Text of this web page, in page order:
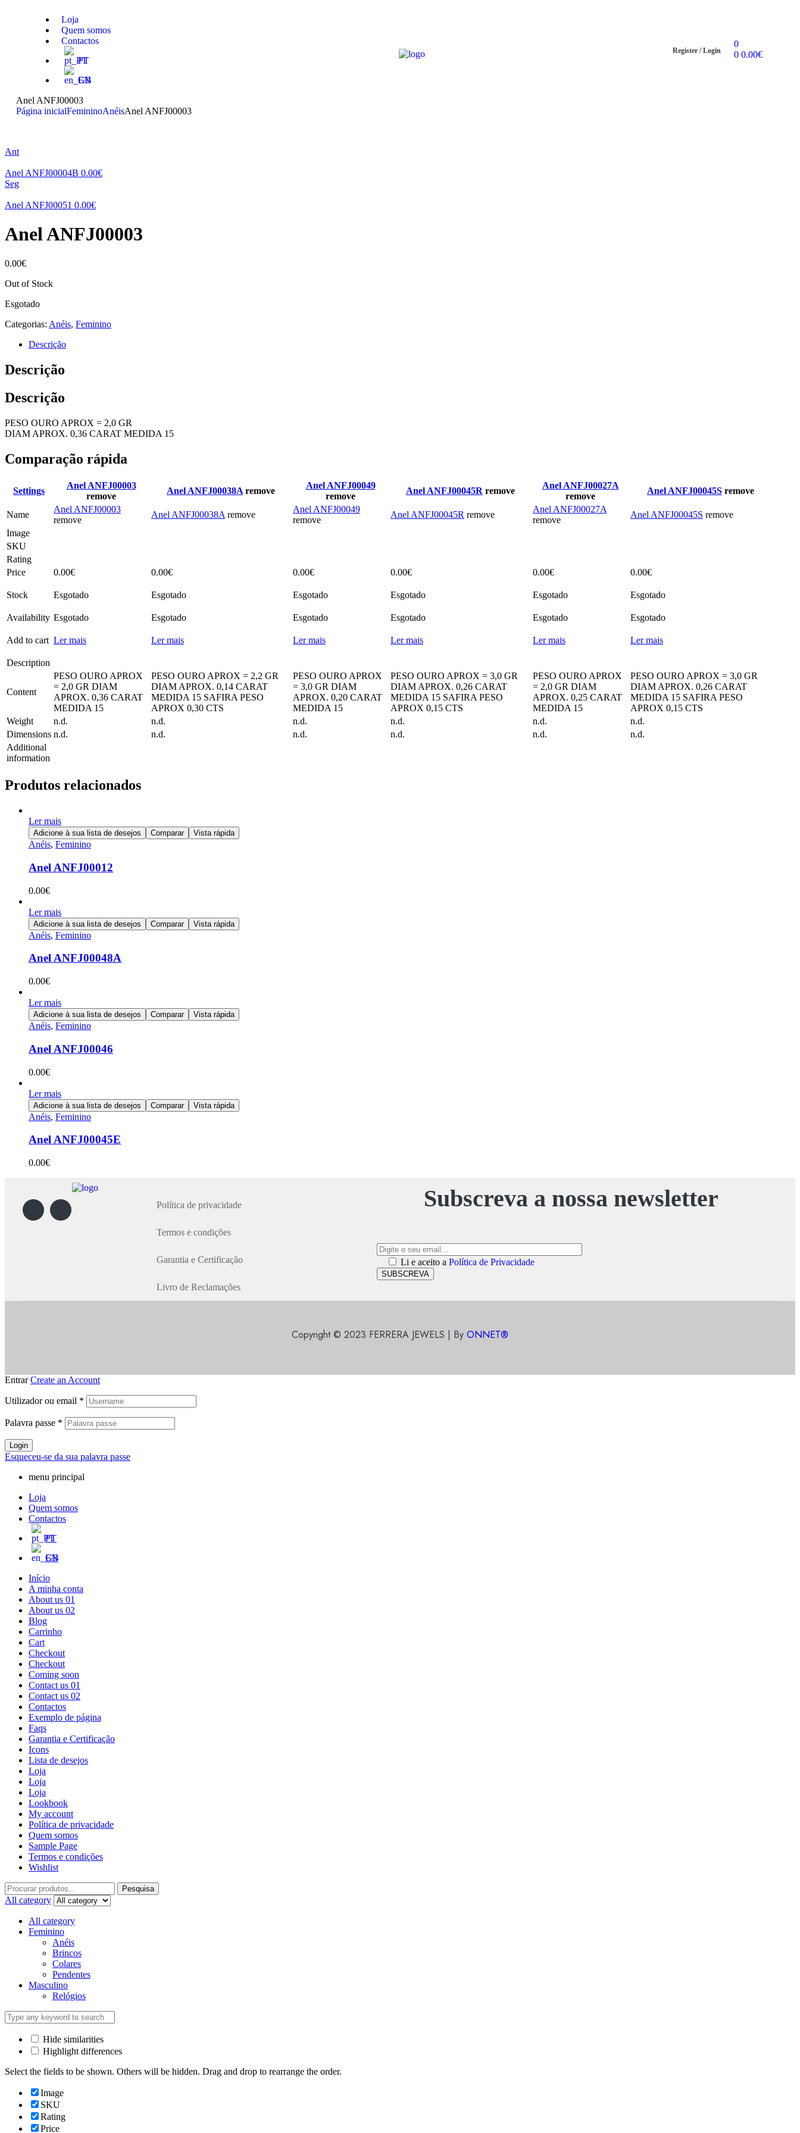
Loja
Quem somos
Contactos
PT
EN
Register / Login
0
0 0.00€
Anel ANFJ00003
Página inicialFemininoAnéisAnel ANFJ00003
Ant
Anel ANFJ00004B 0.00€
Seg
Anel ANFJ00051 0.00€
Anel ANFJ00003
0.00€
Out of Stock
Esgotado
Categorias: Anéis, Feminino
Descrição
Descrição
Descrição
PESO OURO APROX = 2,0 GR
DIAM APROX. 0,36 CARAT MEDIDA 15
Comparação rápida
Settings
Anel ANFJ00003
remove
Anel ANFJ00038A remove
Anel ANFJ00049
remove
Anel ANFJ00045R remove
Anel ANFJ00027A
remove
Anel ANFJ00045S remove
Name
Anel ANFJ00003
remove
Anel ANFJ00038A remove
Anel ANFJ00049
remove
Anel ANFJ00045R remove
Anel ANFJ00027A
remove
Anel ANFJ00045S remove
Image
SKU
Rating
Price
0.00€ 0.00€ 0.00€ 0.00€ 0.00€ 0.00€
Stock Esgotado Esgotado Esgotado Esgotado Esgotado Esgotado
Availability Esgotado Esgotado Esgotado Esgotado Esgotado Esgotado
Add to cart Ler mais Ler mais Ler mais Ler mais Ler mais Ler mais
Description
Content
PESO OURO APROX
= 2,0 GR DIAM
APROX. 0,36 CARAT
MEDIDA 15
PESO OURO APROX = 2,2 GR
DIAM APROX. 0,14 CARAT
MEDIDA 15 SAFIRA PESO
APROX 0,30 CTS
PESO OURO APROX
= 3,0 GR DIAM
APROX. 0,20 CARAT
MEDIDA 15
PESO OURO APROX = 3,0 GR
DIAM APROX. 0,26 CARAT
MEDIDA 15 SAFIRA PESO
APROX 0,15 CTS
PESO OURO APROX
= 2,0 GR DIAM
APROX. 0,25 CARAT
MEDIDA 15
PESO OURO APROX = 3,0 GR
DIAM APROX. 0,26 CARAT
MEDIDA 15 SAFIRA PESO
APROX 0,15 CTS
Weight
n.d. n.d. n.d. n.d. n.d.
n.d.
Dimensions n.d. n.d. n.d. n.d. n.d.
n.d.
Additional
information
Produtos relacionados
Ler mais
Adicione à sua lista de desejos Comparar Vista rápida
Anéis, Feminino
Anel ANFJ00012
0.00€
Ler mais
Adicione à sua lista de desejos Comparar Vista rápida
Anéis, Feminino
Anel ANFJ00048A
0.00€
Ler mais
Adicione à sua lista de desejos Comparar Vista rápida
Anéis, Feminino
Anel ANFJ00046
0.00€
Ler mais
Adicione à sua lista de desejos Comparar Vista rápida
Anéis, Feminino
Anel ANFJ00045E
0.00€
Política de privacidade
Termos e condições
Garantia e Certificação
Livro de Reclamações
Subscreva a nossa newsletter
Li e aceito aPolítica de Privacidade
SUBSCREVA
Copyright © 2023 FERRERA JEWELS | By ONNET®
Entrar Create an Account
Utilizador ou email *
Palavra passe *
Login
Esqueceu-se da sua palavra passe
menu principal
Loja
Quem somos
Contactos
PT
EN
Início
A minha conta
About us 01
About us 02
Blog
Carrinho
Cart
Checkout
Checkout
Coming soon
Contact us 01
Contact us 02
Contactos
Exemplo de página
Faqs
Garantia e Certificação
Icons
Lista de desejos
Loja
Loja
Loja
Lookbook
My account
Política de privacidade
Quem somos
Sample Page
Termos e condições
Wishlist
Pesquisa
All category
All category
Feminino
Anéis
Brincos
Colares
Pendentes
Masculino
Relógios
Hide similarities
Highlight differences
Select the fields to be shown. Others will be hidden. Drag and drop to rearrange the order.
Image
SKU
Rating
Price